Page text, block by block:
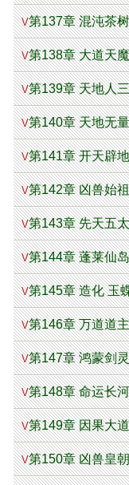
V第137章 混沌茶
V第138章 大道天
V第139章 天地人
V第140章 天地无
V第141章 开天辟
V第142章 凶兽始
V第143章 先天五
V第144章 蓬莱仙
V第145章 造化 玉
V第146章 万道道
V第147章 鸿蒙剑
V第148章 命运长
V第149章 因果大
V第150章 凶兽皇